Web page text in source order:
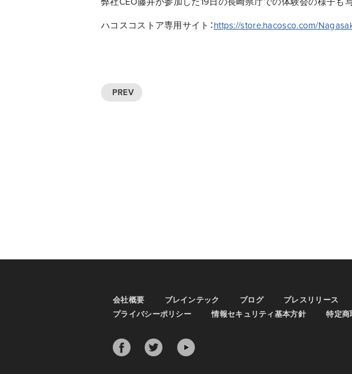
ハコスコストア専用サイト：https://store.hacosco.com/
PREV
会社概要 ブレインテック ブログ プレスリリース
プライバシーポリシー
情報セキュリティ基本方針 特定商